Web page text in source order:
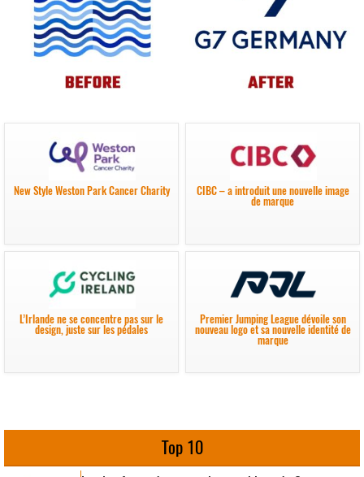
New Style Weston Park Cancer Charity CIBC – a introduit une nouvelle image
de marque
L’Irlande ne se concentre pas sur le
design, juste sur les pédales
Premier Jumping League dévoile son
nouveau logo et sa nouvelle identité de
marque
Top 10